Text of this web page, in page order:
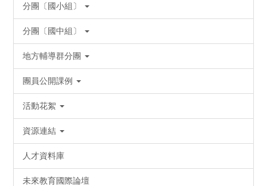
分團〔國小組〕
分團〔國中組〕
地方輔導群分團
團員公開課例
活動花絮
資源連結
人才資料庫
未來教育國際論壇